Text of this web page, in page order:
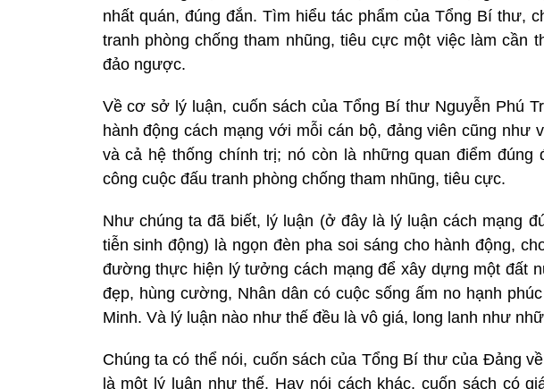
nhất quán, đúng đắn. Tìm hiểu tác phẩm của Tổng Bí thư,
tranh phòng chống tham nhũng, tiêu cực một việc làm cần
đảo ngược.
Về cơ sở lý luận, cuốn sách của Tổng Bí thư Nguyễn Phú
hành động cách mạng với mỗi cán bộ, đảng viên cũng như
và cả hệ thống chính trị; nó còn là những quan điểm đúng
công cuộc đấu tranh phòng chống tham nhũng, tiêu cực.
Như chúng ta đã biết, lý luận (ở đây là lý luận cách mạng
tiễn sinh động) là ngọn đèn pha soi sáng cho hành động,
đường thực hiện lý tưởng cách mạng để xây dựng một đất
đẹp, hùng cường, Nhân dân có cuộc sống ấm no hạnh
Minh. Và lý luận nào như thế đều là vô giá, long lanh như
Chúng ta có thể nói, cuốn sách của Tổng Bí thư của Đảng
là một lý luận như thế. Hay nói cách khác, cuốn sách có